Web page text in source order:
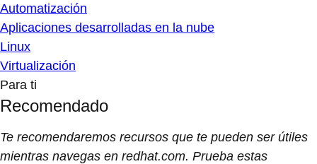
Automatización
Aplicaciones desarrolladas en la nube
Linux
Virtualización
Para ti
Recomendado
Te recomendaremos recursos que te pueden ser útiles
mientras navegas en redhat.com. Prueba estas